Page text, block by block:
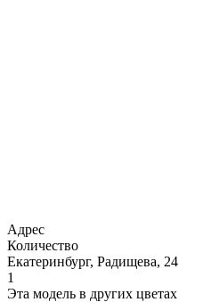
Адрес
Количество
Екатеринбург, Радищева, 24
1
Эта модель в других цветах